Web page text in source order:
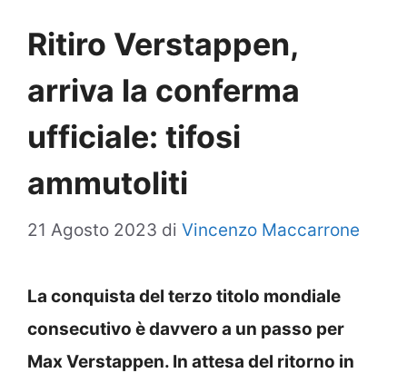
Ritiro Verstappen,
arriva la conferma
ufficiale: tifosi
ammutoliti
21 Agosto 2023 di Vincenzo Maccarrone
La conquista del terzo titolo mondiale
consecutivo è davvero a un passo per
Max Verstappen. In attesa del ritorno in